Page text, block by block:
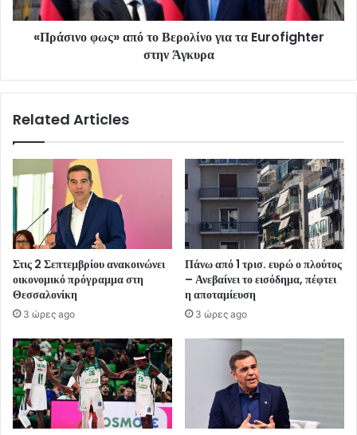
«Πράσινο φως» από το Βερολίνο για τα Eurofighter
στην Άγκυρα
Related Articles
Στις 2 Σεπτεμβρίου ανακοινώνει
οικονομικό πρόγραμμα στη
Θεσσαλονίκη
3 ώρες ago
Πάνω από 1 τρισ. ευρώ ο πλούτος
– Ανεβαίνει το εισόδημα, πέφτει
η αποταμίευση
3 ώρες ago